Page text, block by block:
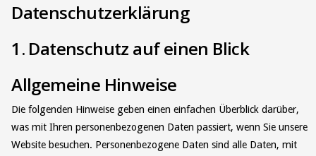
Datenschutzerklärung
1. Datenschutz auf einen Blick
Allgemeine Hinweise
Die folgenden Hinweise geben einen einfachen Überblick darüber,
was mit Ihren personenbezogenen Daten passiert, wenn Sie unsere
Website besuchen. Personenbezogene Daten sind alle Daten, mit